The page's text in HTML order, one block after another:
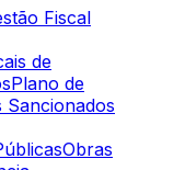
Fiscal
de
Plano de
Sancionados
Obras